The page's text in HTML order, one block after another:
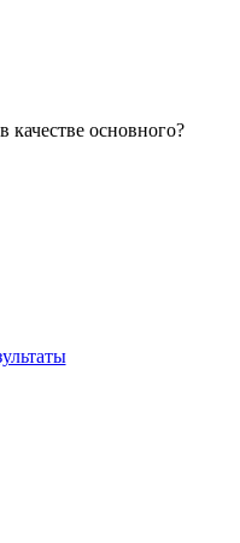
качестве основного?